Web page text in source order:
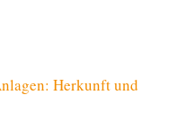
Herkunft und